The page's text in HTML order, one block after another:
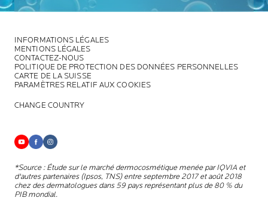
INFORMATIONS LÉGALES
MENTIONS LÉGALES
CONTACTEZ-NOUS
POLITIQUE DE PROTECTION DES DONNÉES PERSONNELLES
CARTE DE LA SUISSE
PARAMÈTRES RELATIF AUX COOKIES
CHANGE COUNTRY
*Source : Étude sur le marché dermocosmétique menée par IQVIA et
d'autres partenaires (Ipsos, TNS) entre septembre 2017 et août 2018
chez des dermatologues dans 59 pays représentant plus de 80 % du
PIB mondial.